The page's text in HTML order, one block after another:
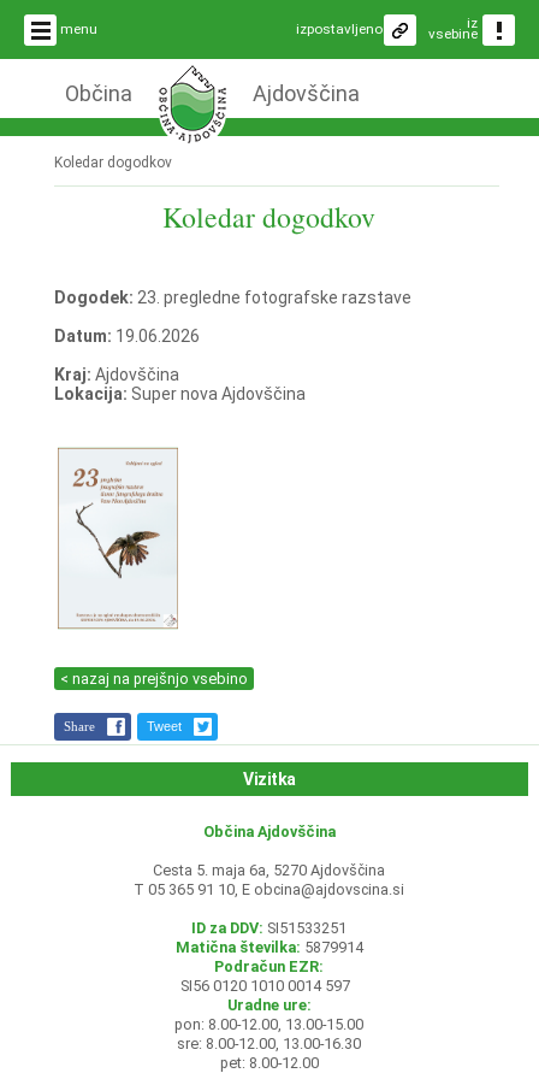
menu iz
vsebine
izpostavljeno
Občina Ajdovščina
Koledar dogodkov
Koledar dogodkov
Dogodek: 23. pregledne fotografske razstave
Datum: 19.06.2026
Kraj: Ajdovščina
Lokacija: Super nova Ajdovščina
< nazaj na prejšnjo vsebino
Share Tweet
Vizitka
Občina Ajdovščina
Cesta 5. maja 6a, 5270 Ajdovščina
T 05 365 91 10, E obcina@ajdovscina.si
ID za DDV: SI51533251
Matična številka: 5879914
Podračun EZR:
SI56 0120 1010 0014 597
Uradne ure:
pon: 8.00-12.00, 13.00-15.00
sre: 8.00-12.00, 13.00-16.30
pet: 8.00-12.00